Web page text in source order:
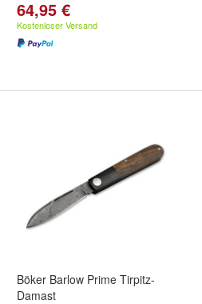
64,95 €
Kostenloser Versand
Böker Barlow Prime Tirpitz-
Damast